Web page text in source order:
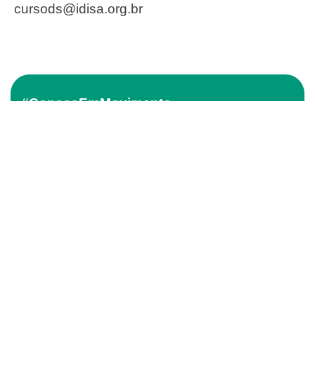
cursods@idisa.org.br
#ConassEmMovimento